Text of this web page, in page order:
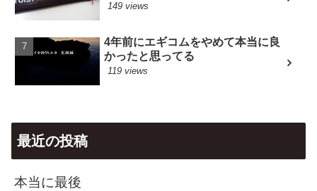
149 views
4年前にエギコムをやめて本当に良
かったと思ってる
119 views
最近の投稿
本当に最後